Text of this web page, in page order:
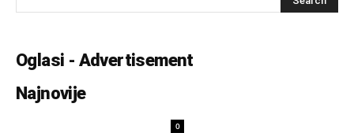
Oglasi - Advertisement
Najnovije
0